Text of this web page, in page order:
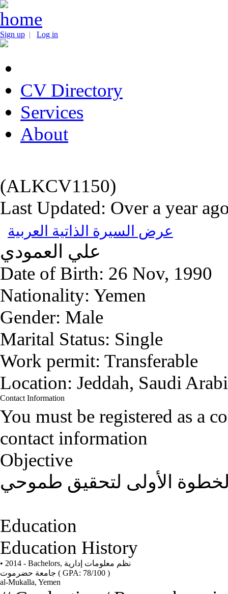
Sign up | Log in
CV Directory
Services
About
(ALKCV1150)
Last Updated: Over a year
عرض السيرة الذاتية العربية
علي العمودي
Date of Birth: 26 Nov, 1990
Nationality: Yemen
Gender: Male
Marital Status: Single
Work permit: Transferable
Location: Jeddah, Saudi
Contact Information
You must be registered as a
contact information
Objective
الأولى لتحقيق طموحي
Education
Education History
• 2014 - Bachelors, نظم معلومات إدارية
( GPA: 78/100 )
al-Mukalla, Yemen